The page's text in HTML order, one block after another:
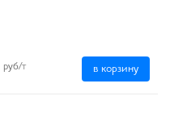
руб/т в корзину